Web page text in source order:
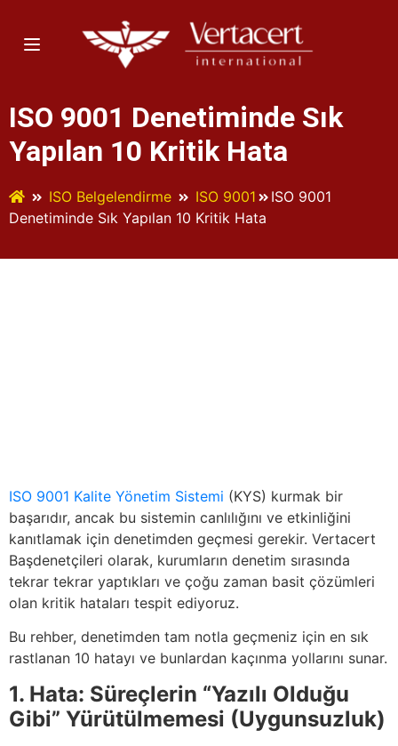
ISO 9001 Denetiminde Sık
Yapılan 10 Kritik Hata
ISO Belgelendirme ISO 9001
ISO 9001
Denetiminde Sık Yapılan 10 Kritik Hata
ISO 9001 Kalite Yönetim Sistemi (KYS) kurmak bir
başarıdır, ancak bu sistemin canlılığını ve etkinliğini
kanıtlamak için denetimden geçmesi gerekir. Vertacert
Başdenetçileri olarak, kurumların denetim sırasında
tekrar tekrar yaptıkları ve çoğu zaman basit çözümleri
olan kritik hataları tespit ediyoruz.
Bu rehber, denetimden tam notla geçmeniz için en sık
rastlanan 10 hatayı ve bunlardan kaçınma yollarını sunar.
1. Hata: Süreçlerin “Yazılı Olduğu
Gibi” Yürütülmemesi (Uygunsuzluk)